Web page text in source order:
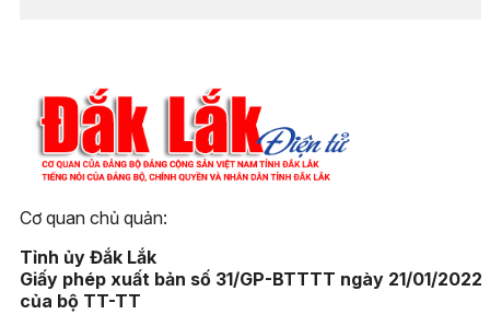
Cơ quan chủ quản:
Tỉnh ủy Đắk Lắk
Giấy phép xuất bản số 31/GP-BTTTT ngày 21/01/2022
của bộ TT-TT